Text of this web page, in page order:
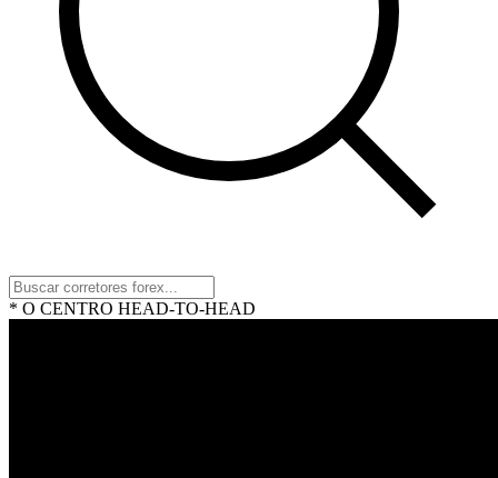
* O CENTRO HEAD-TO-HEAD